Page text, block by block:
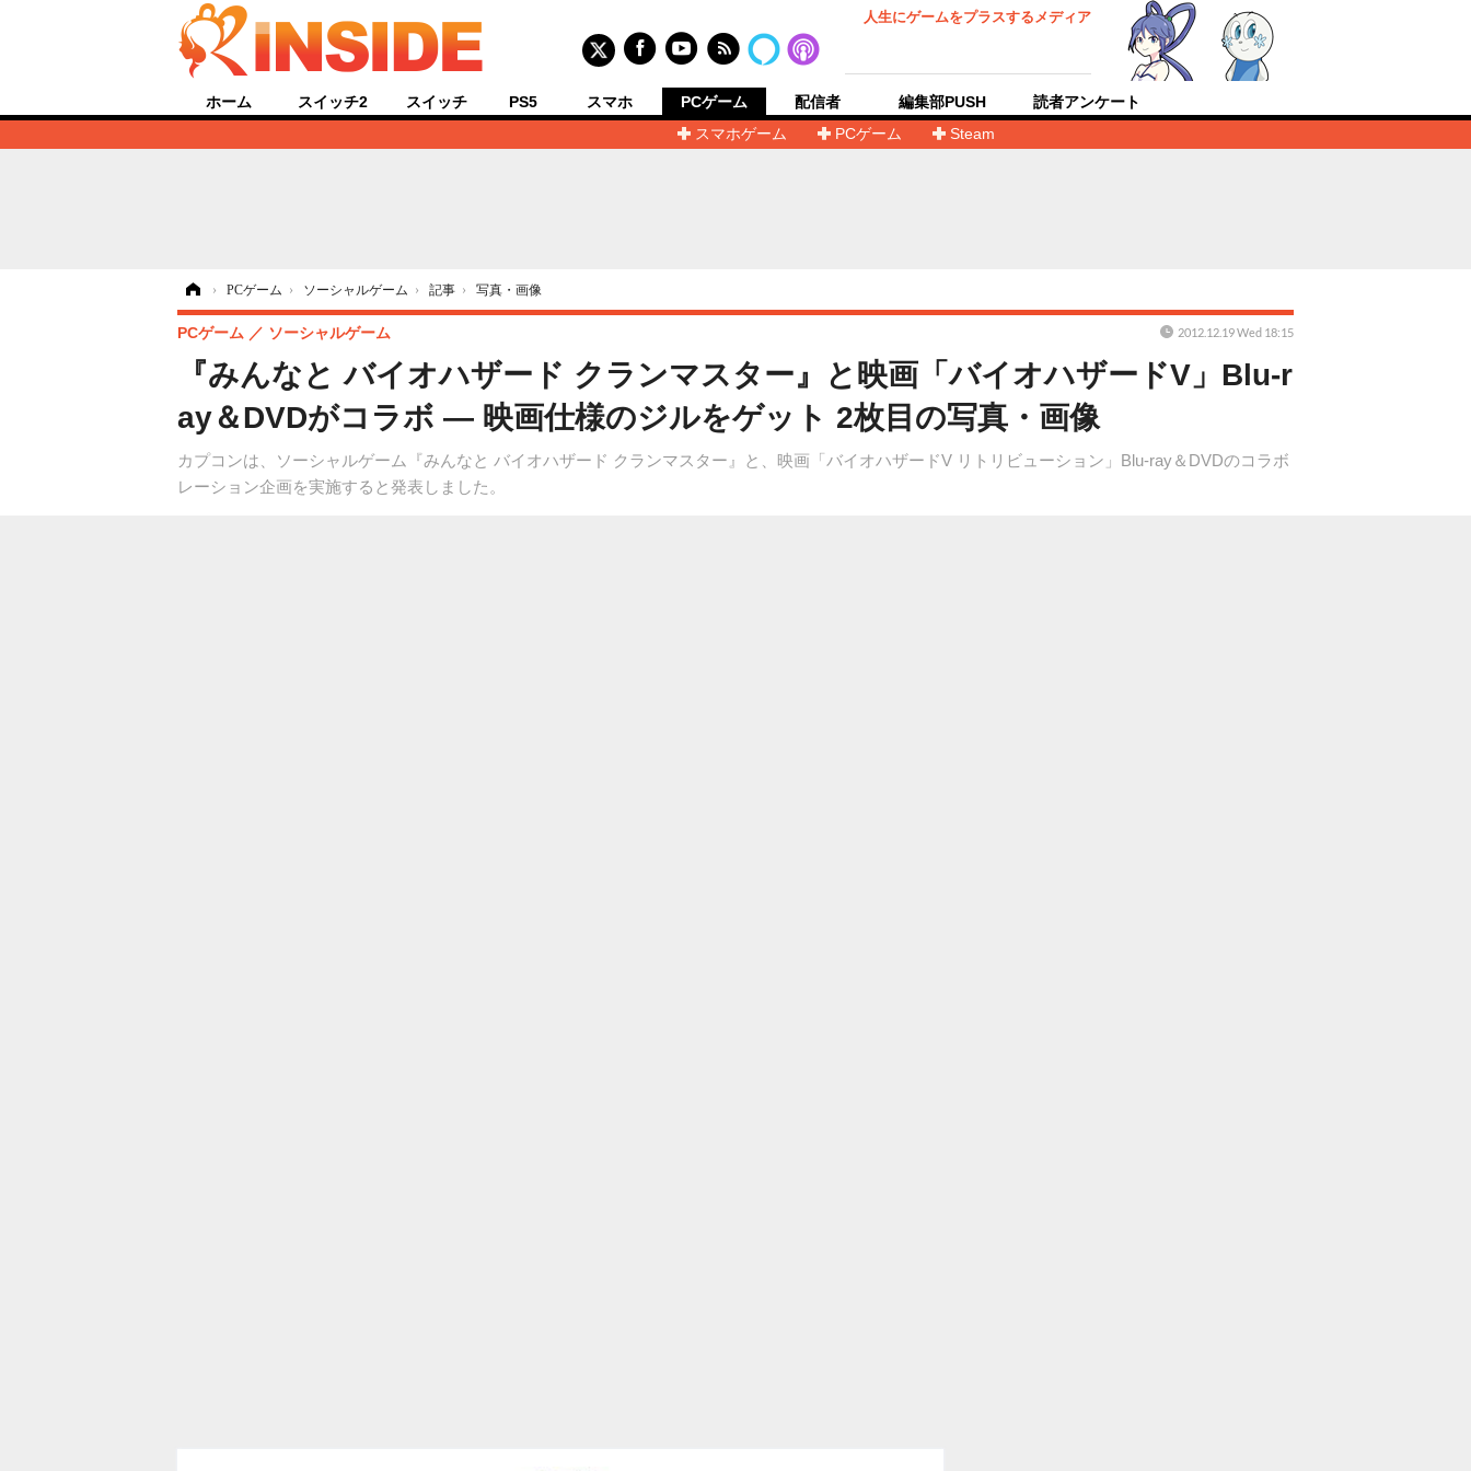
人生にゲームをプラスするメディア
ホーム スイッチ2 スイッチ PS5 スマホ
PCゲーム
スマホゲーム
PCゲーム Steam
配信者 編集部PUSH 読者アンケート
› PCゲーム › ソーシャルゲーム › 記事 › 写真・画像
『みんなと バイオハザード クランマスター』と映画「バイオハザードV」Blu-r
ay＆DVDがコラボ ― 映画仕様のジルをゲット 2枚目の写真・画像
カプコンは、ソーシャルゲーム『みんなと バイオハザード クランマスター』と、映画「バイオハザードV リトリビューション」Blu-ray＆DVDのコラボ
レーション企画を実施すると発表しました。
PCゲーム ソーシャルゲーム 2012.12.19 Wed 18:15